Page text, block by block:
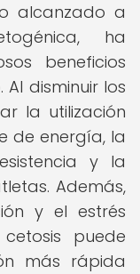
alcanzado a
ha
beneficios
disminuir los
la utilización
de energía, la
y la
Además,
y el estrés
puede
más rápida